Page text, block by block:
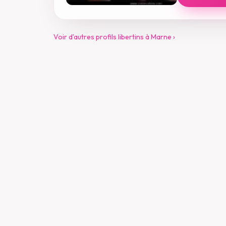
Voir d'autres profils libertins à Marne ›